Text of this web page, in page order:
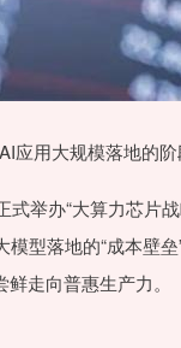
应用大规模落地的
式举办“大算力芯片
模型落地的“成本壁
走向普惠生产力。
指 14295.08